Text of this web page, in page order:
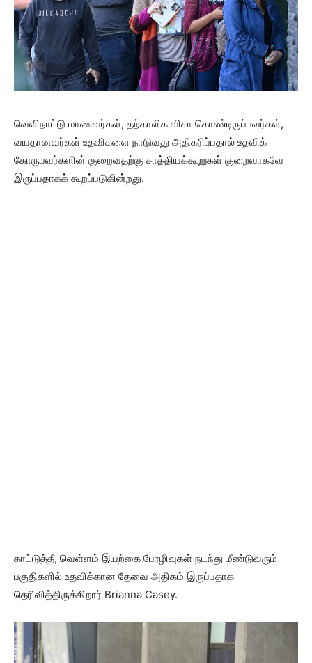
வெளிநாட்டு மாணவர்கள், தற்காலிக விசா கொண்டிருப்பவர்கள்,
வயதானவர்கள் உதவிகளை நாடுவது அதிகரிப்பதால் உதவிக்
கோருபவர்களின் குறைவதற்கு சாத்தியக்கூறுகள் குறைவாகவே
இருப்பதாகக் கூறப்படுகின்றது.
காட்டுத்தீ, வெள்ளம் இயற்கை பேரழிவுகள் நடந்து மீண்டுவரும்
பகுதிகளில் உதவிக்கான தேவை அதிகம் இருப்பதாக
தெரிவித்திருக்கிறார் Brianna Casey.